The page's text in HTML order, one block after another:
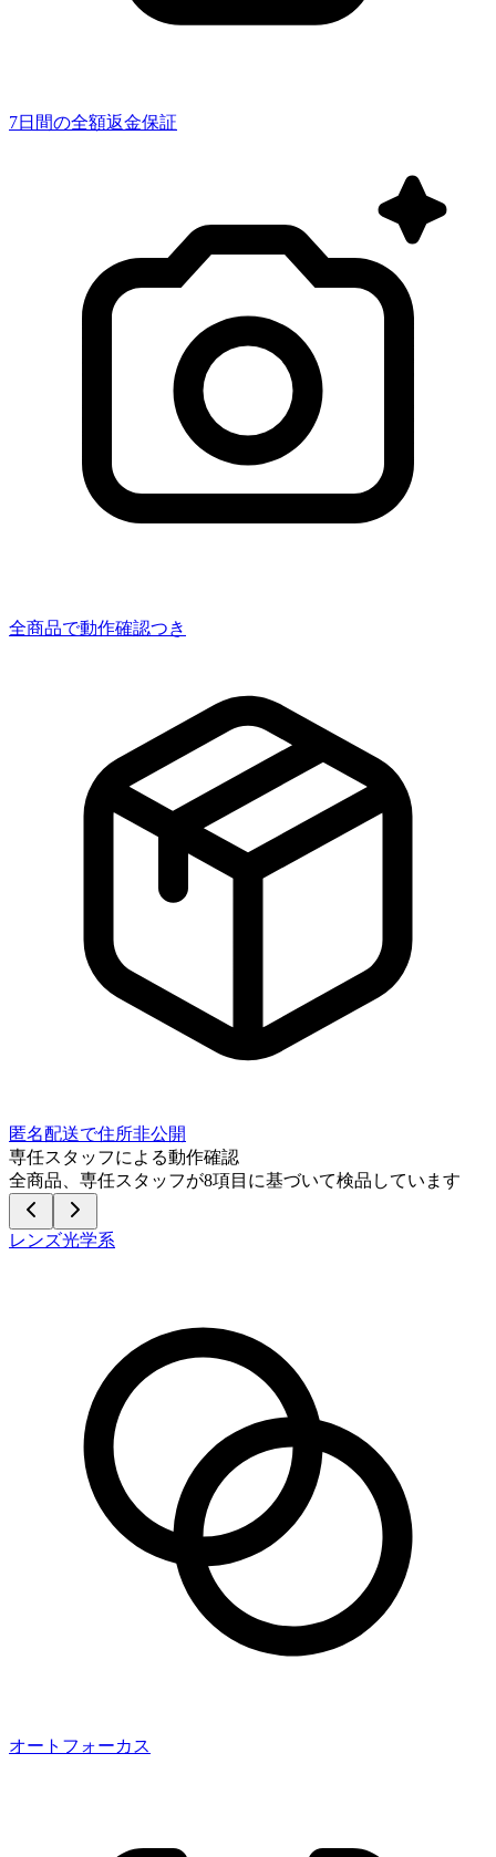
7日間の全額返金保証
全商品で動作確認つき
匿名配送で住所非公開
専任スタッフによる動作確認
全商品、専任スタッフが8項目に基づいて検品しています
レンズ光学系
オートフォーカス